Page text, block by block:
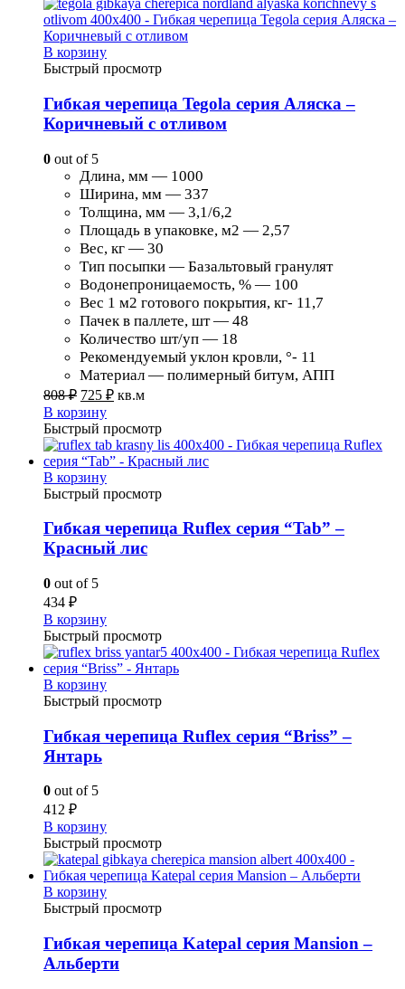
В корзину
Быстрый просмотр
Гибкая черепица Tegola серия Аляска –
Коричневый с отливом
0 out of 5
Длина, мм — 1000
Ширина, мм — 337
Толщина, мм — 3,1/6,2
Площадь в упаковке, м2 — 2,57
Вес, кг — 30
Тип посыпки — Базальтовый гранулят
Водонепроницаемость, % — 100
Вес 1 м2 готового покрытия, кг- 11,7
Пачек в паллете, шт — 48
Количество шт/уп — 18
Рекомендуемый уклон кровли, °- 11
Материал — полимерный битум, АПП
808₽ 725 ₽ кв.м
В корзину
Быстрый просмотр
В корзину
Быстрый просмотр
Гибкая черепица Ruflex серия “Tab” –
Красный лис
0 out of 5
434 ₽
В корзину
Быстрый просмотр
В корзину
Быстрый просмотр
Гибкая черепица Ruflex серия “Briss” –
Янтарь
0 out of 5
412 ₽
В корзину
Быстрый просмотр
В корзину
Быстрый просмотр
Гибкая черепица Katepal серия Mansion –
Альберти